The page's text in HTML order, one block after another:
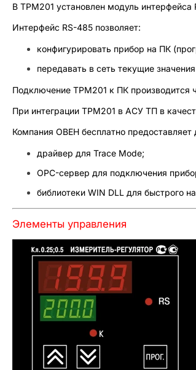
В ТРМ201 установлен модуль интерфейса
Интерфейс RS-485 позволяет:
конфигурировать прибор на ПК
передавать в сеть текущие
Подключение ТРМ201 к ПК производится
При интеграции ТРМ201 в АСУ ТП в
Компания ОВЕН бесплатно
драйвер для Trace Mode;
OPC-сервер для подключения
библиотеки WIN DLL для быстрого
Элементы управления